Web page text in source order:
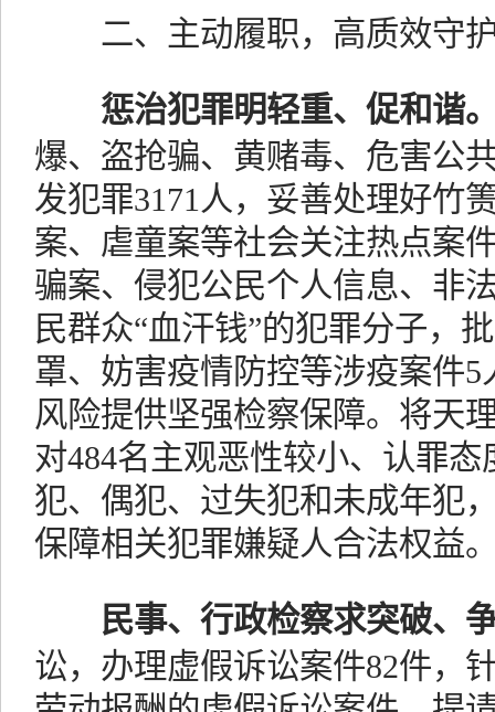
二、主动履职，高质效守
惩治犯罪明轻重、促和谐
爆、盗抢骗、黄赌毒、危害公
发犯罪3171人，妥善处理好竹
案、虐童案等社会关注热点案
骗案、侵犯公民个人信息、非
民群众“血汗钱”的犯罪分子，
罩、妨害疫情防控等涉疫案件
风险提供坚强检察保障。将天
对484名主观恶性较小、认罪
犯、偶犯、过失犯和未成年犯
保障相关犯罪嫌疑人合法权益
民事、行政检察求突破、
讼，办理虚假诉讼案件82件，